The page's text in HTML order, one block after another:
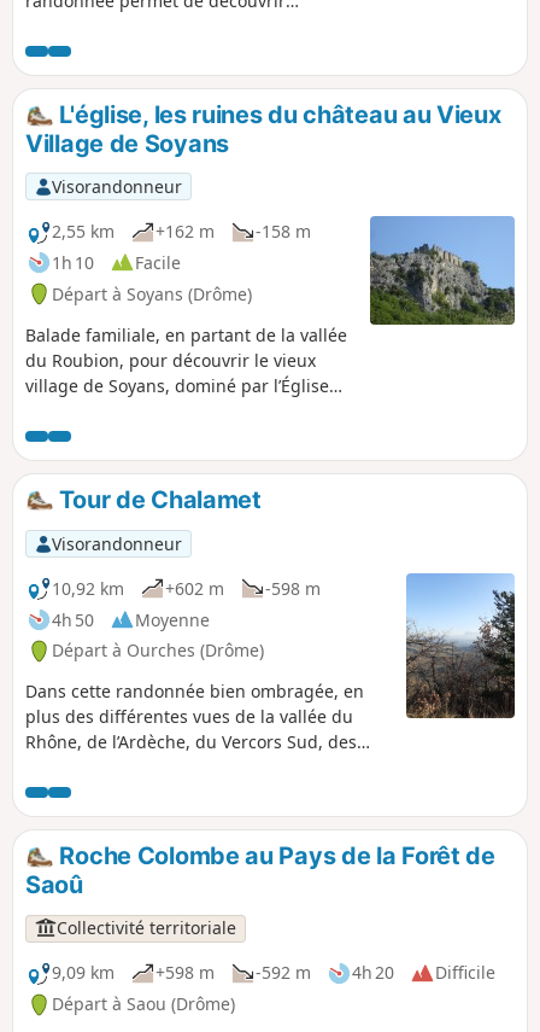
que les vestiges d'un ancien village
perché et fortifié. Le sommet du village,
où sont implantées trois croix, offre un
magnifique belvédère avec une table
d'orientation. Panorama à 270° sur les
contreforts du Vercors et du Diois,
Roche Colombe, les Trois Becs, la
Montagne de Couspeau, le Nord de la
vallée du Rhône et les monts ardéchois.
L'église, les ruines du château au Vieux
Village de Soyans
Visorandonneur
2,55 km
+162 m
-158 m
1h 10
Facile
Départ à Soyans (Drôme)
Balade familiale, en partant de la vallée
du Roubion, pour découvrir le vieux
village de Soyans, dominé par l’Église
château. Perché au bord de la falaise,
un panorama magnifique sur la Vallée
du Roubion, la Forêt de Saoû au Nord et
la Montagne de Couspeau à l'Est,
s'offrent à vous.
Tour de Chalamet
Visorandonneur
10,92 km
+602 m
-598 m
4h 50
Moyenne
Départ à Ourches (Drôme)
Dans cette randonnée bien ombragée, en
plus des différentes vues de la vallée du
Rhône, de l’Ardèche, du Vercors Sud, des
aussi rencontré un jeune chevreuil
dégustant du feuillage ainsi qu’un écureuil
effrayé par notre présence.
Malheureusement, nous avons pu aussi
constater les dégâts provoqués par la pyrale
du buis.
Roche Colombe au Pays de la Forêt de
Saoû
Collectivité territoriale
9,09 km
+598 m -592 m 4h 20
Difficile
Départ à Saou (Drôme)